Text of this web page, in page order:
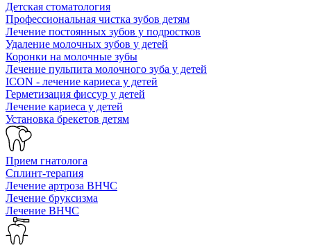
Детская стоматология
Профессиональная чистка зубов детям
Лечение постоянных зубов у подростков
Удаление молочных зубов у детей
Коронки на молочные зубы
Лечение пульпита молочного зуба у детей
ICON - лечение кариеса у детей
Герметизация фиссур у детей
Лечение кариеса у детей
Установка брекетов детям
Прием гнатолога
Сплинт-терапия
Лечение артроза ВНЧС
Лечение бруксизма
Лечение ВНЧС